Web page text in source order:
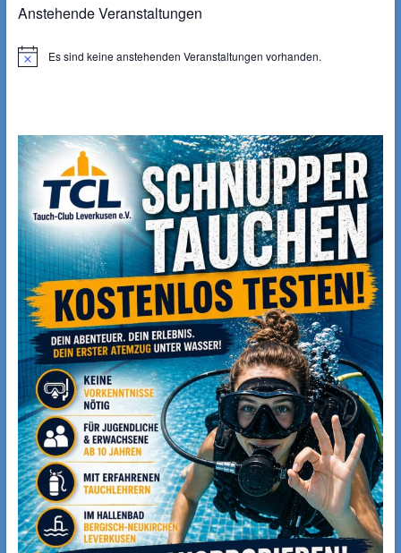
Anstehende Veranstaltungen
HinweisEs sind keine anstehenden Veranstaltungen vorhanden.